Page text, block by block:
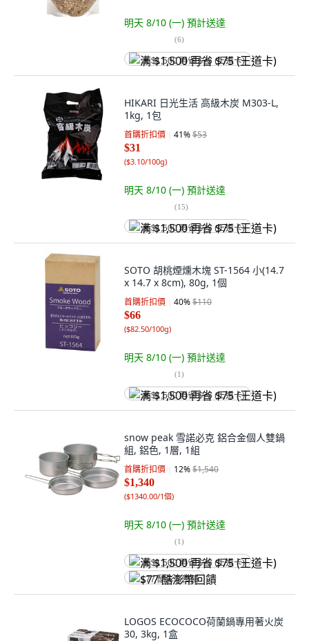
明天 8/10 (一) 預計送達
(6)
满 $1,500 再省 $75 (王道卡)
HIKARI 日光生活 高級木炭 M303-L,
1kg, 1包
首購折扣價 41%$53
$31
($3.10/100g)
明天 8/10 (一) 預計送達
(15)
满 $1,500 再省 $75 (王道卡)
SOTO 胡桃煙燻木塊 ST-1564 小(14.7
x 14.7 x 8cm), 80g, 1個
首購折扣價 40%$110
$66
($82.50/100g)
明天 8/10 (一) 預計送達
(1)
满 $1,500 再省 $75 (王道卡)
snow peak 雪諾必克 鋁合金個人雙鍋
組, 鋁色, 1層, 1組
首購折扣價 12%$1,540
$1,340
($1340.00/1個)
明天 8/10 (一) 預計送達
(1)
满 $1,500 再省 $75 (王道卡)
$77 酷澎幣回饋
LOGOS ECOCOCO荷蘭鍋專用著火炭
30, 3kg, 1盒